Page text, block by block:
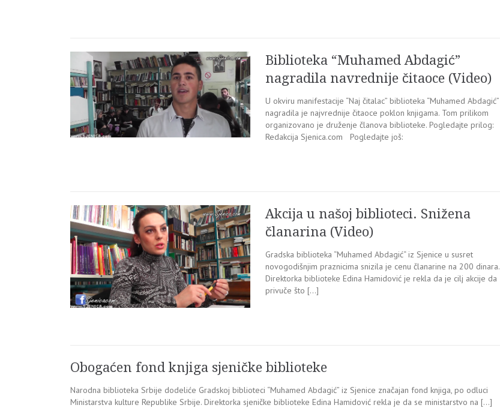
Biblioteka “Muhamed Abdagić”
nagradila navrednije čitaoce (Video)
U okviru manifestacije “Naj čitalac” biblioteka “Muhamed Abdagić”
nagradila je najvrednije čitaoce poklon knjigama. Tom prilikom
organizovano je druženje članova biblioteke. Pogledajte prilog:
Redakcija Sjenica.com Pogledajte još:
Akcija u našoj biblioteci. Snižena
članarina (Video)
Gradska biblioteka “Muhamed Abdagić“ iz Sjenice u susret
novogodišnjim praznicima snizila je cenu članarine na 200 dinara.
Direktorka biblioteke Edina Hamidović je rekla da je cilj akcije da
privuče što […]
Obogaćen fond knjiga sjeničke biblioteke
Narodna biblioteka Srbije dodeliće Gradskoj biblioteci “Muhamed Abdagić” iz Sjenice značajan fond knjiga, po odluci
Ministarstva kulture Republike Srbije. Direktorka sjeničke biblioteke Edina Hamidović rekla je da se ministarstvo na […]